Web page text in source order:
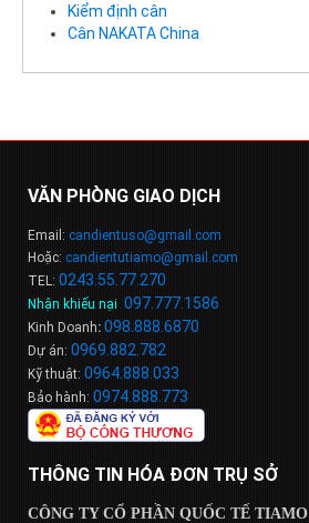
Kiểm định cân
Cân NAKATA China
VĂN PHÒNG GIAO DỊCH
Email: candientuso@gmail.com
Hoặc: candientutiamo@gmail.com
TEL: 0243.55.77.270
Nhận khiếu nại 097.777.1586
Kinh Doanh: 098.888.6870
Dự án: 0969.882.782
Kỹ thuật: 0964.888.033
Bảo hành: 0974.888.773
THÔNG TIN HÓA ĐƠN TRỤ SỞ
CÔNG TY CỔ PHẦN QUỐC TẾ TIAMO